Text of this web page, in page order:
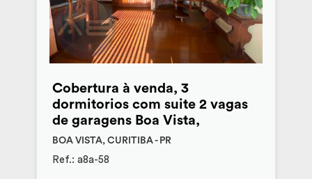
Cobertura à venda, 3
dormitorios com suite 2 vagas
de garagens Boa Vista,
BOA VISTA, CURITIBA - PR
Ref.: a8a-58